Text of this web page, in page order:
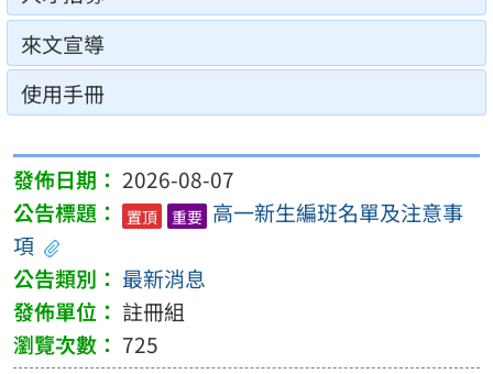
來文宣導
使用手冊
2026-08-07
置頂 重要 高一新生編班名單及注意事
項
最新消息
註冊組
725